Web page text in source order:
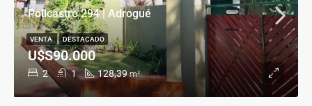
Policastro 294 | Adrogué
2 1 128,39 m²
U$S90.000
VENTA DESTACADO